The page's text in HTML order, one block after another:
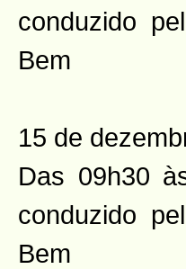
conduzido
Bem
15 de
Das 09h30
conduzido
Bem